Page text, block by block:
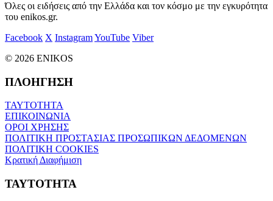
Όλες οι ειδήσεις από την Ελλάδα και τον κόσμο με την εγκυρότητα
του enikos.gr.
Facebook X InstagramYouTube Viber
© 2026 ENIKOS
ΠΛΟΗΓΗΣΗ
ΤΑΥΤΟΤΗΤΑ
ΕΠΙΚΟΙΝΩΝΙΑ
ΟΡΟΙ ΧΡΗΣΗΣ
ΠΟΛΙΤΙΚΗ ΠΡΟΣΤΑΣΙΑΣ ΠΡΟΣΩΠΙΚΩΝ ΔΕΔΟΜΕΝΩΝ
ΠΟΛΙΤΙΚΗ COOKIES
Κρατική Διαφήμιση
ΤΑΥΤΟΤΗΤΑ